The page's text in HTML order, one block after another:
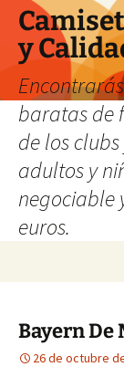
y
baratas de
de los
adultos y
negociable
euros.
Bayern De
26 de octubre